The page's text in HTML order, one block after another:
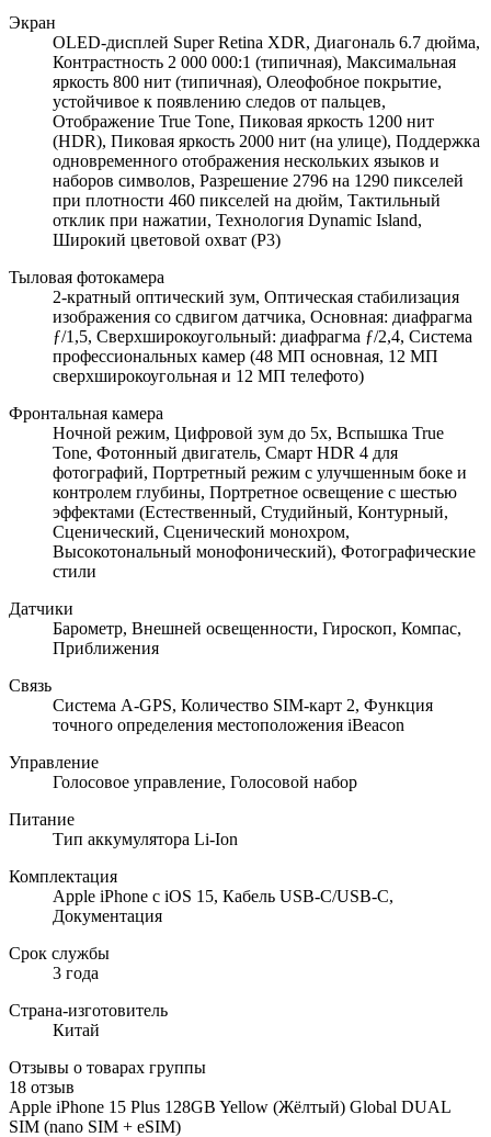
Экран
OLED-дисплей Super Retina XDR, Диагональ 6.7 дюйма,
Контрастность 2 000 000:1 (типичная), Максимальная
яркость 800 нит (типичная), Олеофобное покрытие,
устойчивое к появлению следов от пальцев,
Отображение True Tone, Пиковая яркость 1200 нит
(HDR), Пиковая яркость 2000 нит (на улице), Поддержка
одновременного отображения нескольких языков и
наборов символов, Разрешение 2796 на 1290 пикселей
при плотности 460 пикселей на дюйм, Тактильный
отклик при нажатии, Технология Dynamic Island,
Широкий цветовой охват (P3)
Тыловая фотокамера
2-кратный оптический зум, Оптическая стабилизация
изображения со сдвигом датчика, Основная: диафрагма
ƒ/1,5, Сверхширокоугольный: диафрагма ƒ/2,4, Система
профессиональных камер (48 МП основная, 12 МП
сверхширокоугольная и 12 МП телефото)
Фронтальная камера
Ночной режим, Цифровой зум до 5x, Вспышка True
Tone, Фотонный двигатель, Смарт HDR 4 для
фотографий, Портретный режим с улучшенным боке и
контролем глубины, Портретное освещение с шестью
эффектами (Естественный, Студийный, Контурный,
Сценический, Сценический монохром,
Высокотональный монофонический), Фотографические
стили
Датчики
Барометр, Внешней освещенности, Гироскоп, Компас,
Приближения
Связь
Cистема A-GPS, Количество SIM-карт 2, Функция
точного определения местоположения iBeacon
Управление
Голосовое управление, Голосовой набор
Питание
Тип аккумулятора Li-Ion
Комплектация
Apple iPhone с iOS 15, Кабель USB‑C/USB‑C,
Документация
Срок службы
3 года
Страна-изготовитель
Китай
Отзывы о товарах группы
18 отзыв
Apple iPhone 15 Plus 128GB Yellow (Жёлтый) Global DUAL
SIM (nano SIM + eSIM)